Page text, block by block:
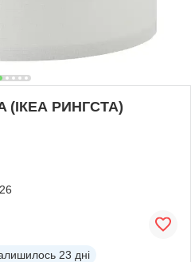
(ІКЕА РИНГСТА)
23 дні